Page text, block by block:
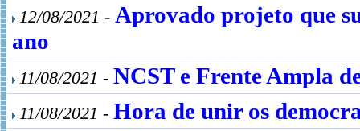
12/08/2021 - Aprovado projeto que
ano
11/08/2021 - NCST e Frente Ampla
11/08/2021 - Hora de unir os